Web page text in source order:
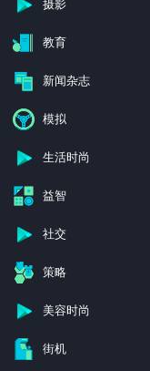
摄影
教育
新闻杂志
模拟
生活时尚
益智
社交
策略
美容时尚
街机